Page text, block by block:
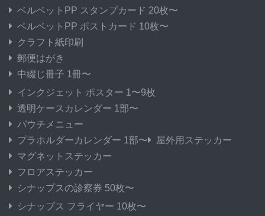
ベルベットPP スタンプカード 20枚〜
ベルベットPP ポストカード 10枚〜
クラフト紙印刷
郵便はがき
中綴じ冊子 1冊〜
インクジェット ポスター 1〜9枚
透明ケースカレンダー 1部〜
パウチメニュー
プラホルダーカレンダー 1部〜
屋外用ステッカー
マグネットステッカー
フロアステッカー
シナップスの診察券 50枚〜
シナップス フライヤー 10枚〜